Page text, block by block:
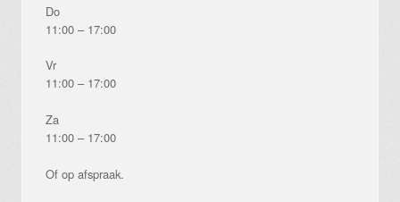
Do
11:00 – 17:00
Vr
11:00 – 17:00
Za
11:00 – 17:00
Of op afspraak.